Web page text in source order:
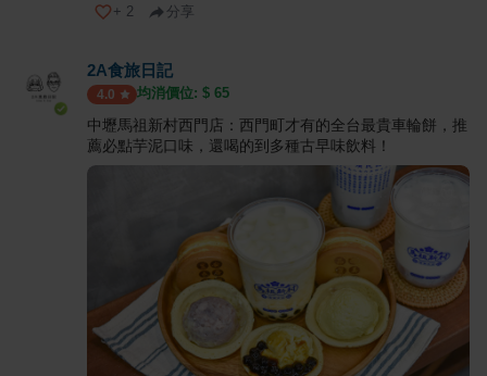
+ 2 分享
2A食旅日記
4.0 均消價位: $ 65
中壢馬祖新村西門店：西門町才有的全台最貴車輪餅，推
薦必點芋泥口味，還喝的到多種古早味飲料！